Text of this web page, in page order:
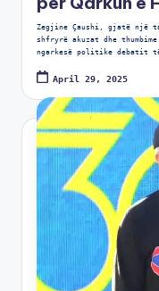
Zegjine Çaushi, gjatë një
shfryrë akuzat dhe
ngarkesë politike debatit të
April 29, 2025